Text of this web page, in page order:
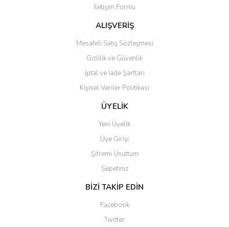
Ürün fiyatı diğer sitelerden daha pahalı.
Bu ürüne benzer farklı alternatifler olmalı.
Gönder
İletişim Formu
ALIŞVERİŞ
Mesafeli Satış Sözleşmesi
Gizlilik ve Güvenlik
İptal ve İade Şartları
Kişisel Veriler Politikası
ÜYELİK
Yeni Üyelik
Üye Girişi
Şifremi Unuttum
Sepetiniz
BİZİ TAKİP EDİN
Facebook
Twitter